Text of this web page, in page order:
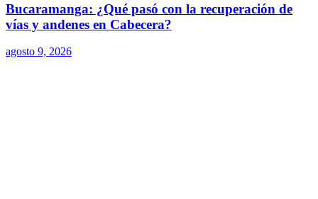
Bucaramanga: ¿Qué pasó con la recuperación de
vías y andenes en Cabecera?
agosto 9, 2026